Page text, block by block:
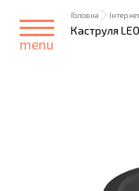
menu
Головна
Каструля